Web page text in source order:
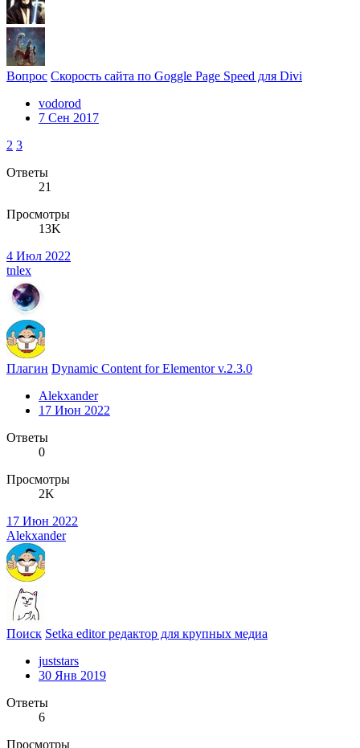
Вопрос Скорость сайта по Goggle Page Speed для Divi
vodorod
7 Сен 2017
2 3
Ответы
21
Просмотры
13K
4 Июл 2022
tnlex
Плагин Dynamic Content for Elementor v.2.3.0
Alekxander
17 Июн 2022
Ответы
0
Просмотры
2K
17 Июн 2022
Alekxander
Поиск Setka editor редактор для крупных медиа
juststars
30 Янв 2019
Ответы
6
Просмотры